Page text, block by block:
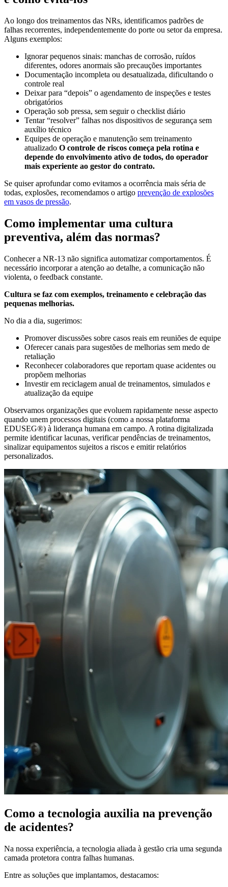
Ao longo dos treinamentos das NRs, identificamos padrões de
falhas recorrentes, independentemente do porte ou setor da empresa.
Alguns exemplos:
Ignorar pequenos sinais: manchas de corrosão, ruídos
diferentes, odores anormais são precauções importantes
Documentação incompleta ou desatualizada, dificultando o
controle real
Deixar para “depois” o agendamento de inspeções e testes
obrigatórios
Operação sob pressa, sem seguir o checklist diário
Tentar “resolver” falhas nos dispositivos de segurança sem
auxílio técnico
Equipes de operação e manutenção sem treinamento
atualizado O controle de riscos começa pela rotina e
depende do envolvimento ativo de todos, do operador
mais experiente ao gestor do contrato.
Se quiser aprofundar como evitamos a ocorrência mais séria de
todas, explosões, recomendamos o artigo prevenção de explosões
em vasos de pressão.
Como implementar uma cultura
preventiva, além das normas?
Conhecer a NR-13 não significa automatizar comportamentos. É
necessário incorporar a atenção ao detalhe, a comunicação não
violenta, o feedback constante.
Cultura se faz com exemplos, treinamento e celebração das
pequenas melhorias.
No dia a dia, sugerimos:
Promover discussões sobre casos reais em reuniões de equipe
Oferecer canais para sugestões de melhorias sem medo de
retaliação
Reconhecer colaboradores que reportam quase acidentes ou
propõem melhorias
Investir em reciclagem anual de treinamentos, simulados e
atualização da equipe
Observamos organizações que evoluem rapidamente nesse aspecto
quando unem processos digitais (como a nossa plataforma
EDUSEG®) à liderança humana em campo. A rotina digitalizada
permite identificar lacunas, verificar pendências de treinamentos,
sinalizar equipamentos sujeitos a riscos e emitir relatórios
personalizados.
Como a tecnologia auxilia na prevenção
de acidentes?
Na nossa experiência, a tecnologia aliada à gestão cria uma segunda
camada protetora contra falhas humanas.
Entre as soluções que implantamos, destacamos: